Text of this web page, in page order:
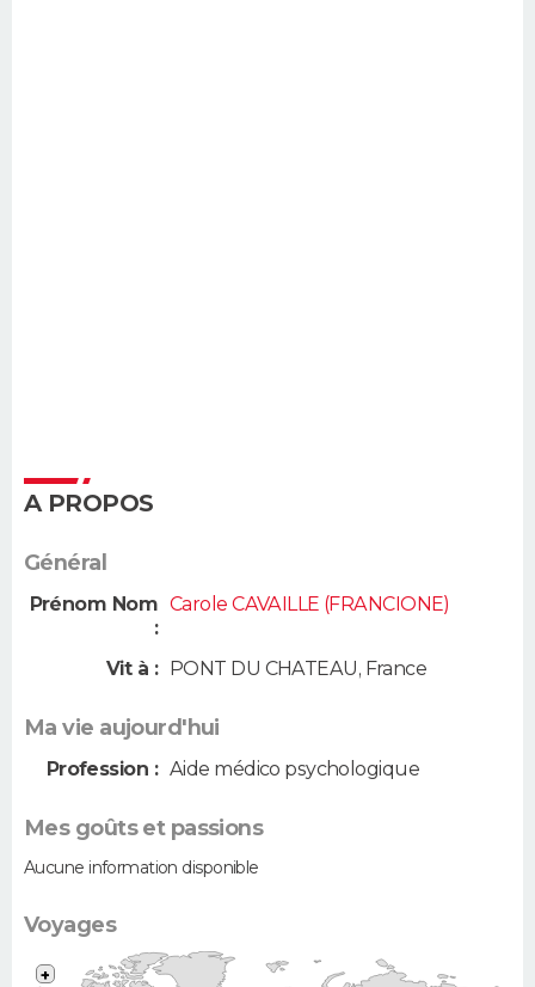
A PROPOS
Général
Prénom Nom
:
Carole CAVAILLE (FRANCIONE)
Vit à : PONT DU CHATEAU, France
Ma vie aujourd'hui
Profession : Aide médico psychologique
Mes goûts et passions
Aucune information disponible
Voyages
+